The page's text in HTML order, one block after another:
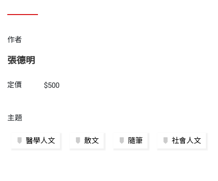
作者
張德明
定價 $500
主題
醫學人文 散文 隨筆 社會人文